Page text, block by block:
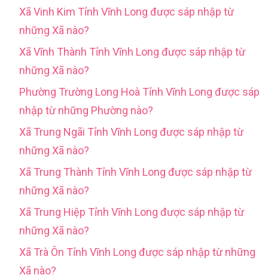
Xã Vinh Kim Tỉnh Vĩnh Long được sáp nhập từ
những Xã nào?
Xã Vĩnh Thành Tỉnh Vĩnh Long được sáp nhập từ
những Xã nào?
Phường Trường Long Hoà Tỉnh Vĩnh Long được sáp
nhập từ những Phường nào?
Xã Trung Ngãi Tỉnh Vĩnh Long được sáp nhập từ
những Xã nào?
Xã Trung Thành Tỉnh Vĩnh Long được sáp nhập từ
những Xã nào?
Xã Trung Hiệp Tỉnh Vĩnh Long được sáp nhập từ
những Xã nào?
Xã Trà Ôn Tỉnh Vĩnh Long được sáp nhập từ những
Xã nào?